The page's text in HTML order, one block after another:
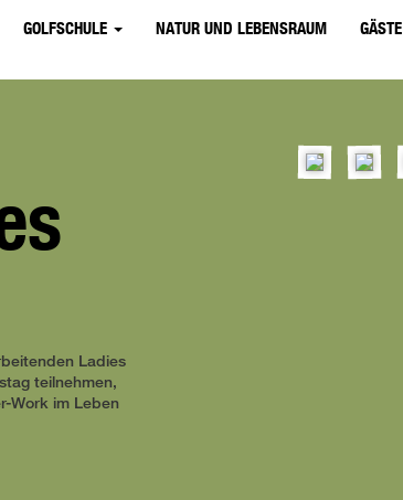
GOLFSCHULE NATUR UND LEBENSRAUM GÄSTE
Ladies
teilnehmen,
Work im Leben